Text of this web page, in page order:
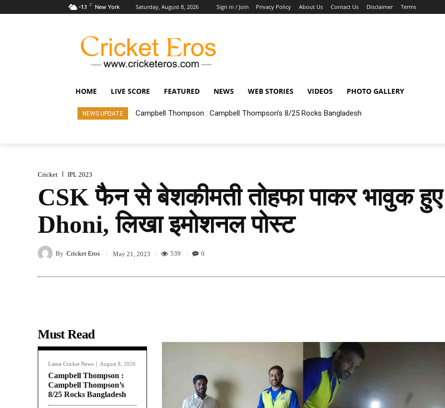
-1.1 C New York Saturday, August 8, 2026 Sign in / Join Privacy Policy About Us Contact Us Disclaimer Terms
HOME LIVE SCORE FEATURED NEWS WEB STORIES VIDEOS PHOTO GALLERY
NEWS UPDATE Campbell Thompson : Campbell Thompson’s 8/25 Rocks Bangladesh
Cricket IPL 2023
CSK फैन से बेशकीमती तोहफा पाकर भावुक
Dhoni, लिखा इमोशनल पोस्ट
By Cricket Eros May 21, 2023 539 0
Must Read
Latest Cricket News August 8, 2026
Campbell Thompson :
Campbell Thompson’s
8/25 Rocks Bangladesh